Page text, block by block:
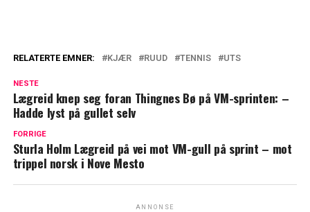
RELATERTE EMNER: KJÆR RUUD TENNIS UTS
NESTE
Lægreid knep seg foran Thingnes Bø på VM-sprinten: –
Hadde lyst på gullet selv
FORRIGE
Sturla Holm Lægreid på vei mot VM-gull på sprint – mot
trippel norsk i Nove Mesto
ANNONSE